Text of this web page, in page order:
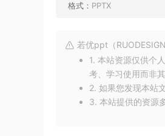
格式： PPTX
若优ppt（
1. 本站资源仅供个
考、学习使用而非
2. 如果您发现本站
3. 本站提供的资源